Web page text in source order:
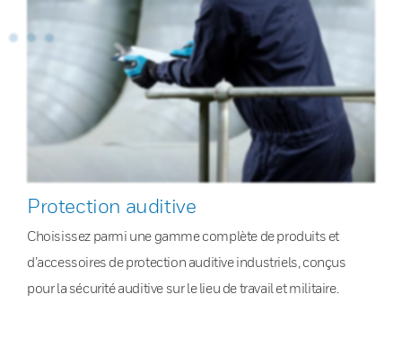
Protection auditive
Choisissez parmi une gamme complète de produits et
d’accessoires de protection auditive industriels, conçus
pour la sécurité auditive sur le lieu de travail et militaire.